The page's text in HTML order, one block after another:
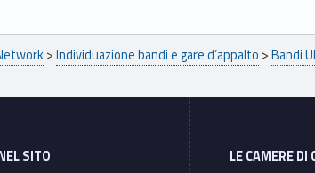
>Individuazione bandi e gare d’appalto >Bandi
SITO
LE CAMERE DI